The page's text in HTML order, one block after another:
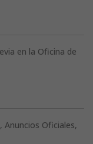
en la Oficina de
Oficiales,